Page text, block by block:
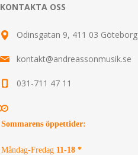
KONTAKTA OSS
Odinsgatan 9, 411 03 Göteborg
kontakt@andreassonmusik.se
031-711 47 11
Sommarens öppettider:
Måndag-Fredag 11-18 *